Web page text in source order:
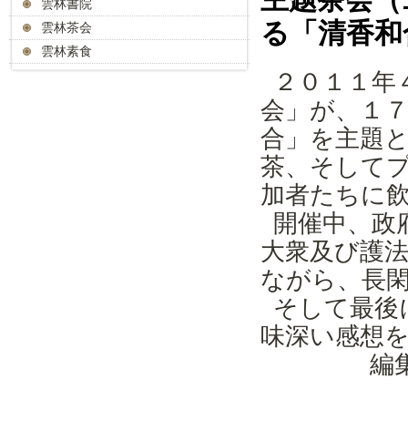
雲林書院
雲林茶会
雲林素食
る「清香
２０１１
会」が、１
合」を主題
茶、そして
加者たちに
開催中、政
大衆及び護
ながら、長
そして最後
味深い感想
編